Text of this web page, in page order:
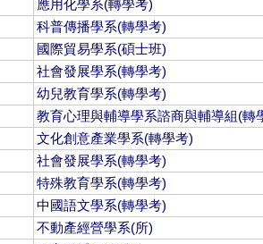
應用化學系(轉學考)
科普傳播學系(轉學考)
國際貿易學系(碩士班)
社會發展學系(轉學考)
幼兒教育學系(轉學考)
教育心理與輔導學系諮商與輔導組(轉
文化創意產業學系(轉學考)
社會發展學系(轉學考)
特殊教育學系(轉學考)
中國語文學系(轉學考)
不動產經營學系(所)